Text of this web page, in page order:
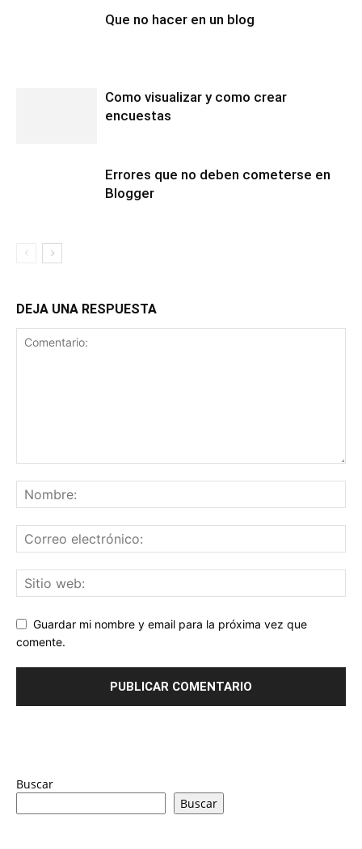
Que no hacer en un blog
Como visualizar y como crear
encuestas
Errores que no deben cometerse en
Blogger
DEJA UNA RESPUESTA
Guardar mi nombre y email para la próxima vez que
comente.
Buscar
Buscar